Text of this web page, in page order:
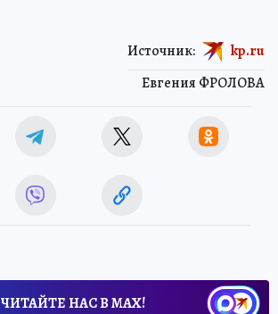
Евгения ФРОЛОВА
Источник: kp.ru
ЧИТАЙТЕ НАС В МАХ!